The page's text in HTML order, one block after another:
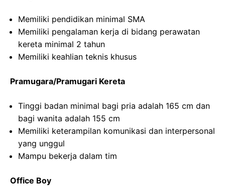
Memiliki pendidikan minimal SMA
Memiliki pengalaman kerja di bidang perawatan
kereta minimal 2 tahun
Memiliki keahlian teknis khusus
Pramugara/Pramugari Kereta
Tinggi badan minimal bagi pria adalah 165 cm dan
bagi wanita adalah 155 cm
Memiliki keterampilan komunikasi dan interpersonal
yang unggul
Mampu bekerja dalam tim
Office Boy